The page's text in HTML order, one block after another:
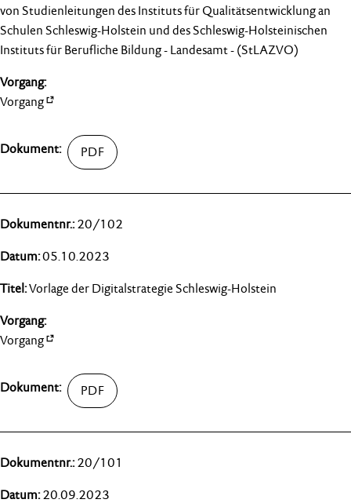
von Studienleitungen des Instituts für Qualitätsentwicklung an
Schulen Schleswig-Holstein und des Schleswig-Holsteinischen
Instituts für Berufliche Bildung - Landesamt - (StLAZVO)
Vorgang
20/102
05.10.2023
Vorlage der Digitalstrategie Schleswig-Holstein
Vorgang
20/101
20.09.2023